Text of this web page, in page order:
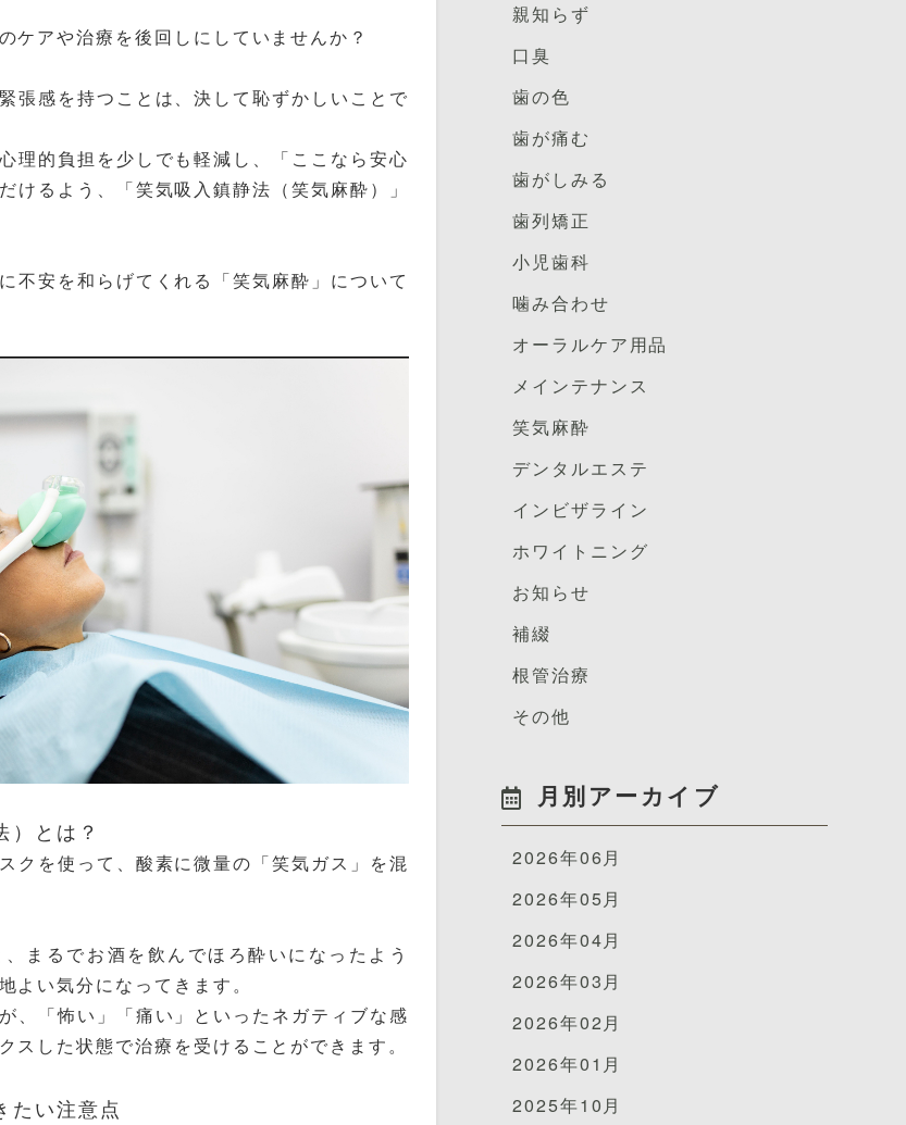
ケアや治療を後回しにしていませんか？
張感を持つことは、決して恥ずかしいことで
理的負担を少しでも軽減し、「ここなら安心
けるよう、「笑気吸入鎮静法（笑気麻酔）」
不安を和らげてくれる「笑気麻酔」について
とは？
クを使って、酸素に微量の「笑気ガス」を混
まるでお酒を飲んでほろ酔いになったよう
よい気分になってきます。
、「怖い」「痛い」といったネガティブな感
スした状態で治療を受けることができます。
たい注意点
親知らず
口臭
歯の色
歯が痛む
歯がしみる
歯列矯正
小児歯科
噛み合わせ
オーラルケア用品
メインテナンス
笑気麻酔
デンタルエステ
インビザライン
ホワイトニング
お知らせ
補綴
根管治療
その他
月別アーカイブ
2026年06月
2026年05月
2026年04月
2026年03月
2026年02月
2026年01月
2025年10月